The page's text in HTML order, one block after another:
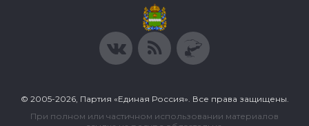
© 2005-2026, Партия «Единая Россия». Все права защищены.
При полном или частичном использовании материалов